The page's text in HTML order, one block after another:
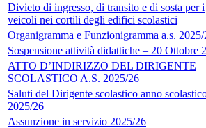
Divieto di ingresso, di transito e di sosta per i
veicoli nei cortili degli edifici scolastici
Organigramma e Funzionigramma a.s.
Sospensione attività didattiche – 20 Ottobre
ATTO D’INDIRIZZO DEL DIRIGENTE
SCOLASTICO A.S. 2025/26
Saluti del Dirigente scolastico anno
2025/26
Assunzione in servizio 2025/26